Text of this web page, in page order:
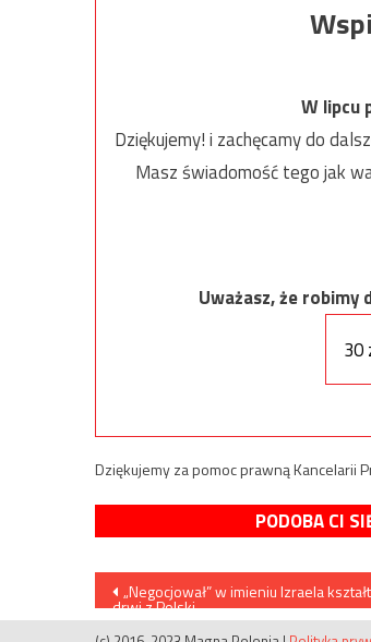
W lipcu
Dziękujemy! i zachęcamy do
Masz świadomość tego jak
Uważasz, że robimy
30
Dziękujemy za pomoc prawną Kancelarii
PODOBA CI
Nawigacja
„Negocjował” w imieniu Izraela
drwi z Polski